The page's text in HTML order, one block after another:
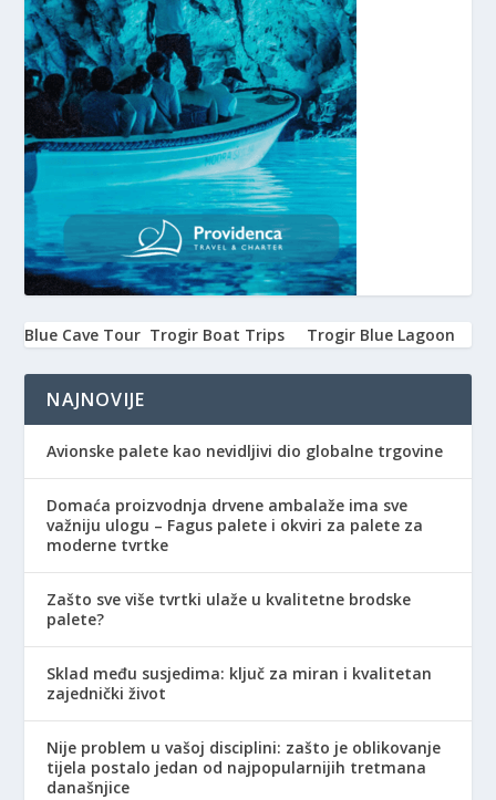
Blue Cave Tour Trogir Boat Trips Trogir Blue Lagoon
NAJNOVIJE
Avionske palete kao nevidljivi dio globalne trgovine
Domaća proizvodnja drvene ambalaže ima sve
važniju ulogu – Fagus palete i okviri za palete za
moderne tvrtke
Zašto sve više tvrtki ulaže u kvalitetne brodske
palete?
Sklad među susjedima: ključ za miran i kvalitetan
zajednički život
Nije problem u vašoj disciplini: zašto je oblikovanje
tijela postalo jedan od najpopularnijih tretmana
današnjice